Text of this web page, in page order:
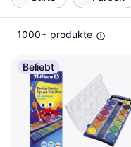
1000+ produkte
Beliebt